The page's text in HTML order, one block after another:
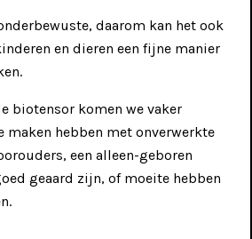
centrum
De Groote
kunnen
je therapeut,
en denk jij dat dit
tot je recht
op de
donderdag 18
a.s.
daarom kan het ook
en dieren een fijne manier
biotensor komen we vaker
maken hebben met onverwerkte
een alleen-geboren
geaard zijn, of moeite hebben